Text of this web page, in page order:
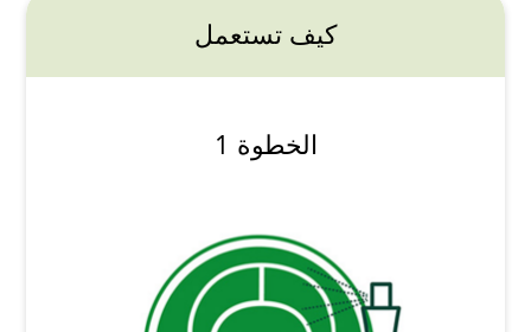
كيف تستعمل
الخطوة 1